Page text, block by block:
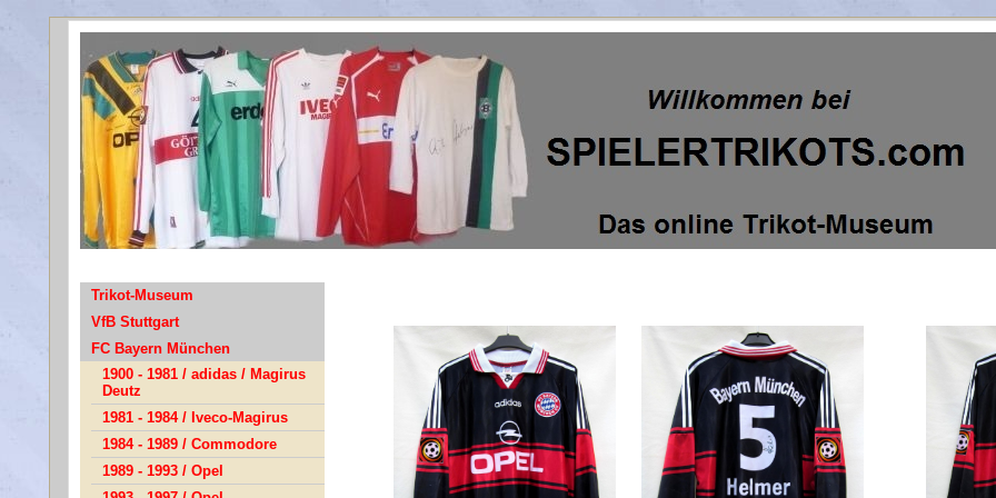
Trikot-Museum
VfB Stuttgart
FC Bayern München
1900 - 1981 / adidas / Magirus
Deutz
1981 - 1984 / Iveco-Magirus
1984 - 1989 / Commodore
1989 - 1993 / Opel